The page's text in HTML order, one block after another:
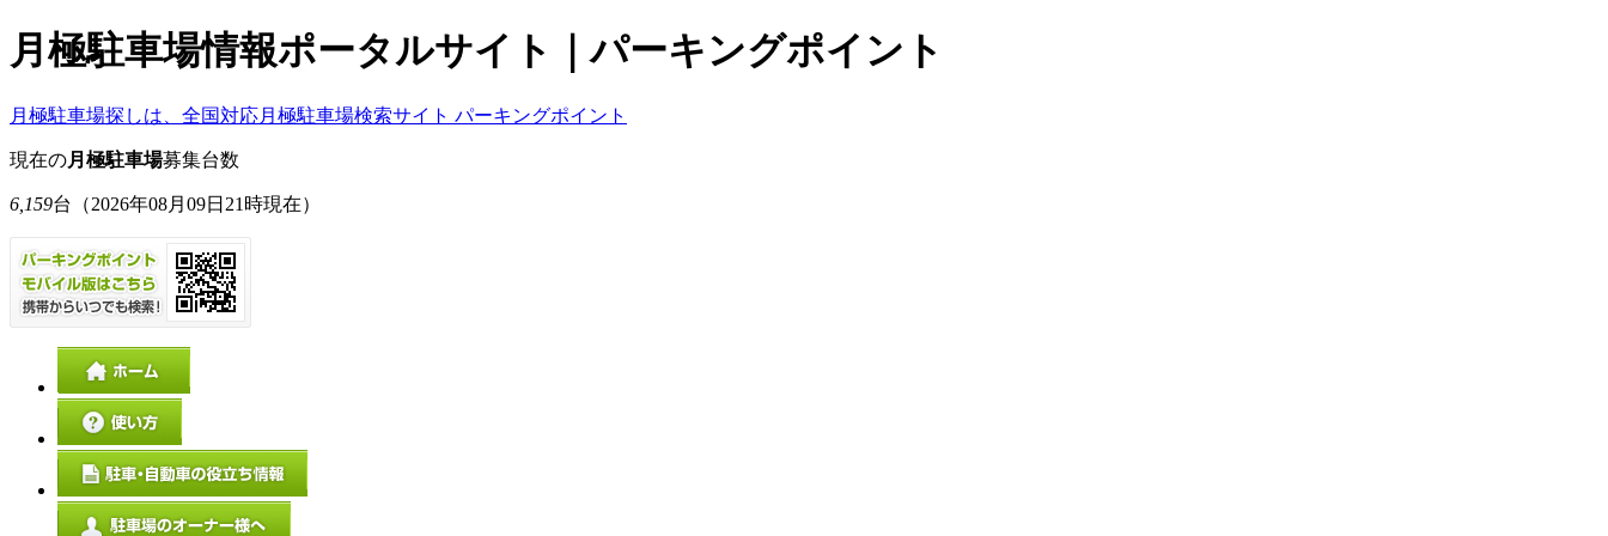
月極駐車場情報ポータルサイト｜パーキングポイント
月極駐車場探しは、全国対応月極駐車場検索サイト パーキングポイント
現在の月極駐車場募集台数
6,159台 （2026年08月09日21時現在）